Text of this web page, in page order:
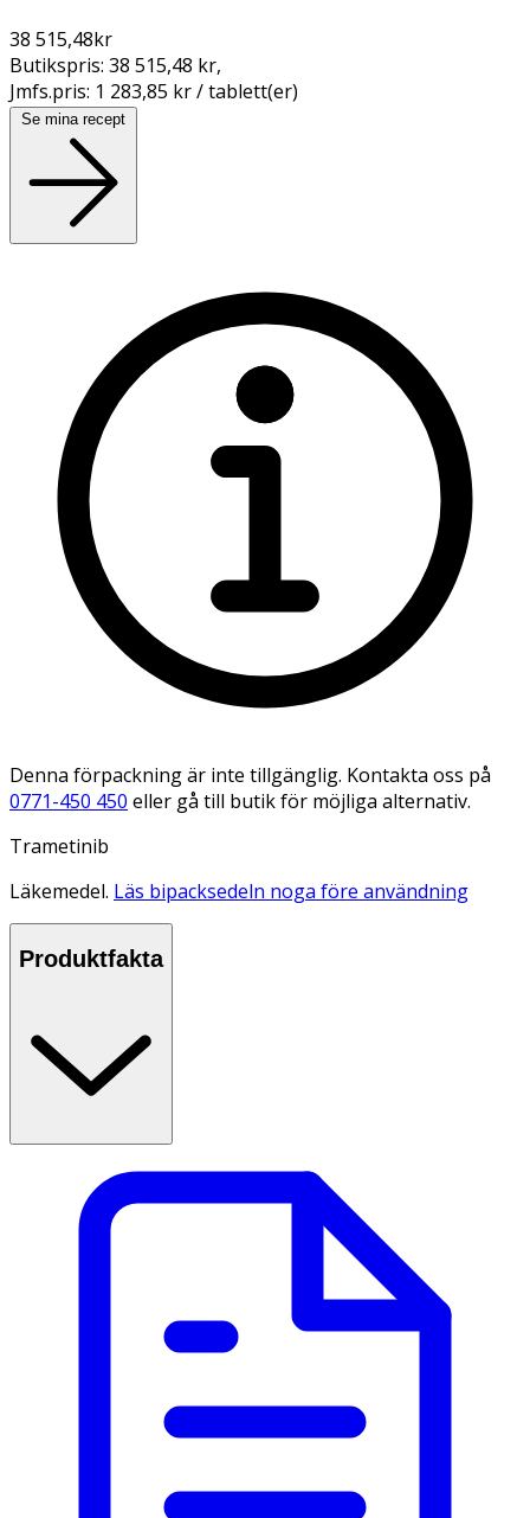
38 515,48kr
Butikspris: 38 515,48 kr,
Jmfs.pris: 1 283,85 kr / tablett(er)
Se mina recept
Denna förpackning är inte tillgänglig. Kontakta oss på
0771-450 450 eller gå till butik för möjliga alternativ.
Trametinib
Läkemedel. Läs bipacksedeln noga före användning
Produktfakta